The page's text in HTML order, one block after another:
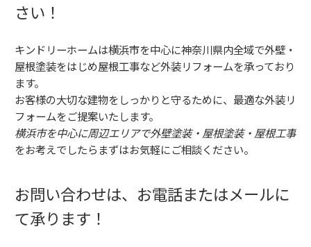
さい！
キンドリーホームは横浜市を中心に神奈川県内全域で外壁・
屋根塗装をはじめ屋根工事など外装リフォームを承っており
ます。
お客様の大切な建物をしっかりと守るために、最適な外装リ
フォームをご提案いたします。
横浜市を中心に周辺エリアで外壁塗装・屋根塗装・屋根工事
をお考えでしたらまずはお気軽にご相談ください。
お問い合わせは、お電話またはメールに
て承ります！